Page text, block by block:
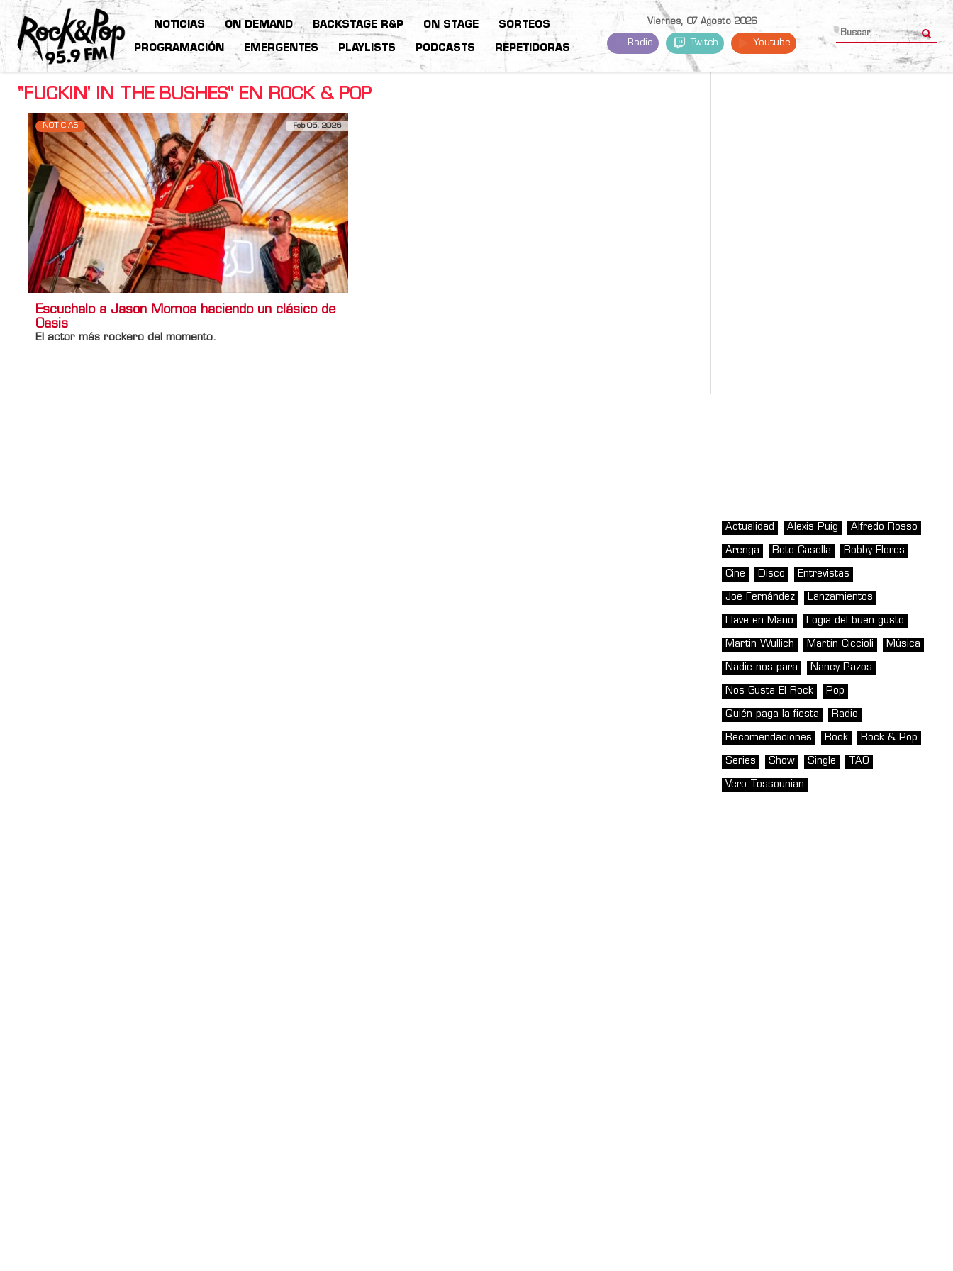
NOTICIAS ON DEMAND BACKSTAGE R&P ON STAGE SORTEOS
PROGRAMACIÓN EMERGENTES PLAYLISTS PODCASTS REPETIDORAS
Viernes, 07 Agosto 2026
Radio Twitch Youtube
"FUCKIN' IN THE BUSHES" EN ROCK & POP
NOTICIAS Feb 05, 2026
Escuchalo a Jason Momoa haciendo un clásico de
Oasis
El actor más rockero del momento.
Actualidad Alexis Puig Alfredo Rosso
Arenga Beto Casella Bobby Flores
Cine Disco Entrevistas
Joe Fernández Lanzamientos
Llave en Mano Logia del buen gusto
Martin Wullich Martín Ciccioli Música
Nadie nos para Nancy Pazos
Nos Gusta El Rock Pop
Quién paga la fiesta Radio
Recomendaciones Rock Rock & Pop
Series Show Single TAO
Vero Tossounian